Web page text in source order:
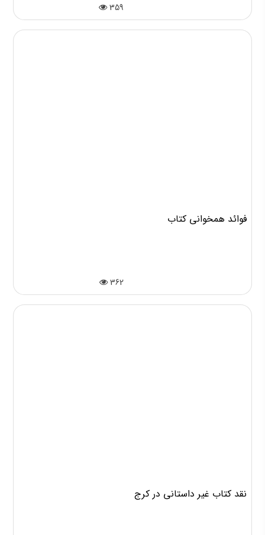
359
فوائد همخوانی کتاب
362
نقد کتاب غیر داستانی در کرج